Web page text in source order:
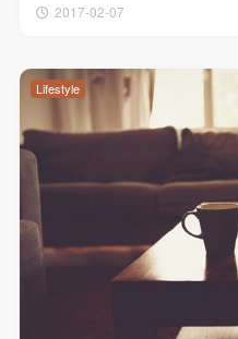
2017-02-07
Lifestyle